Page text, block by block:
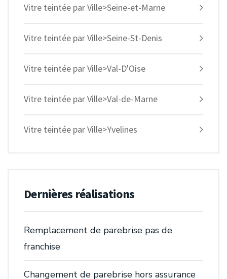
Vitre teintée par Ville>Seine-et-Marne
Vitre teintée par Ville>Seine-St-Denis
Vitre teintée par Ville>Val-D'Oise
Vitre teintée par Ville>Val-de-Marne
Vitre teintée par Ville>Yvelines
Dernières réalisations
Remplacement de parebrise pas de
franchise
Changement de parebrise hors assurance